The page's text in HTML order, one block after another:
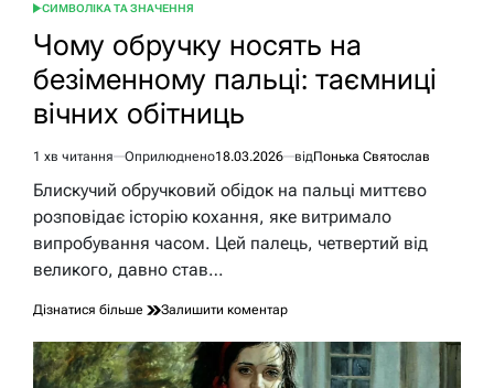
ОПУБЛІКУВАТИ
СИМВОЛІКА ТА ЗНАЧЕННЯ
Чому обручку носять на
безіменному пальці: таємниці
вічних обітниць
Орієнтовний
час
читання
1 хв читання Оприлюднено18.03.2026 відПонька Святослав
Блискучий обручковий обідок на пальці миттєво
розповідає історію кохання, яке витримало
випробування часом. Цей палець, четвертий від
великого, давно став…
Дізнатися більше Залишити коментардо
обручку
носять